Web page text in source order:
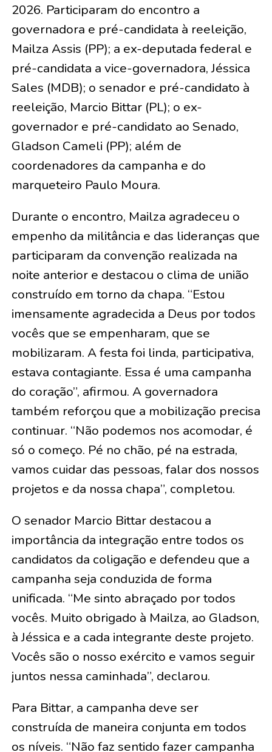
2026. Participaram do encontro a
governadora e pré-candidata à reeleição,
Mailza Assis (PP); a ex-deputada federal e
pré-candidata a vice-governadora, Jéssica
Sales (MDB); o senador e pré-candidato à
reeleição, Marcio Bittar (PL); o ex-
governador e pré-candidato ao Senado,
Gladson Cameli (PP); além de
coordenadores da campanha e do
marqueteiro Paulo Moura.
Durante o encontro, Mailza agradeceu o
empenho da militância e das lideranças que
participaram da convenção realizada na
noite anterior e destacou o clima de união
construído em torno da chapa. “Estou
imensamente agradecida a Deus por todos
vocês que se empenharam, que se
mobilizaram. A festa foi linda, participativa,
estava contagiante. Essa é uma campanha
do coração”, afirmou. A governadora
também reforçou que a mobilização precisa
continuar. “Não podemos nos acomodar, é
só o começo. Pé no chão, pé na estrada,
vamos cuidar das pessoas, falar dos nossos
projetos e da nossa chapa”, completou.
O senador Marcio Bittar destacou a
importância da integração entre todos os
candidatos da coligação e defendeu que a
campanha seja conduzida de forma
unificada. “Me sinto abraçado por todos
vocês. Muito obrigado à Mailza, ao Gladson,
à Jéssica e a cada integrante deste projeto.
Vocês são o nosso exército e vamos seguir
juntos nessa caminhada”, declarou.
Para Bittar, a campanha deve ser
construída de maneira conjunta em todos
os níveis. “Não faz sentido fazer campanha